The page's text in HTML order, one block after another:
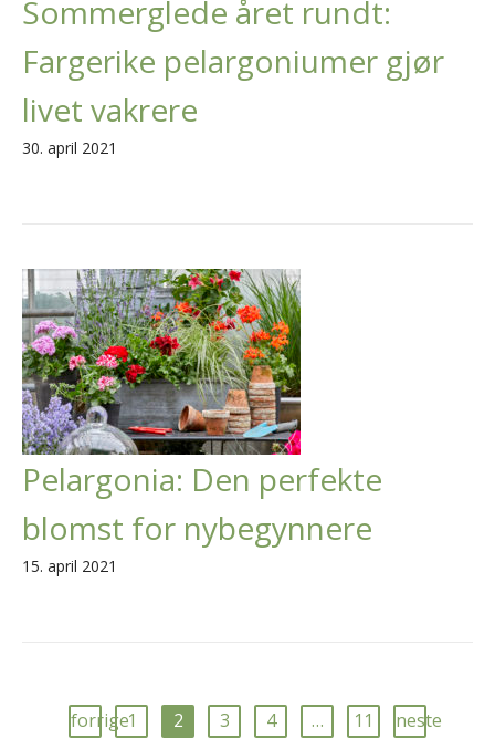
Sommerglede året rundt:
Fargerike pelargoniumer gjør
livet vakrere
30. april 2021
Pelargonia: Den perfekte
blomst for nybegynnere
15. april 2021
forrige1 2 3 4 … 11 neste